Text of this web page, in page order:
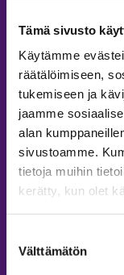
Tämä sivusto
Käytämme
räätälöimiseen,
tukemiseen ja
jaamme
alan
sivustoamme.
tietoja muihin
kerätty, kun olet
valinta
Välttämätön